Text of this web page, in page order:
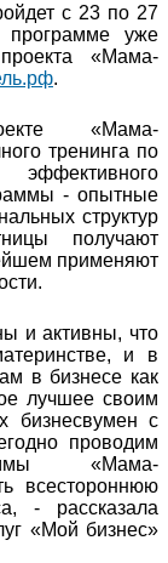
с 23 по 27
программе уже
«Мама-
.
«Мама-
тренинга по
- опытные
структур
получают
применяют
и активны, что
и в
в бизнесе как
лучшее своим
бизнесвумен с
проводим
«Мама-
всестороннюю
- рассказала
«Мой бизнес»